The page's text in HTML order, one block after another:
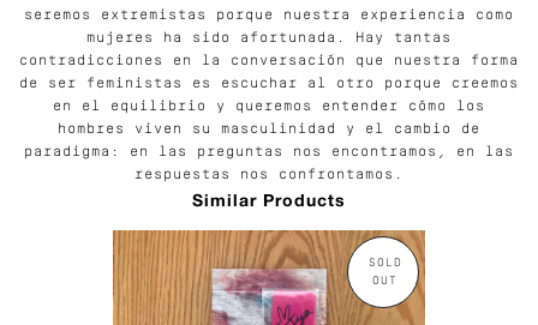
seremos extremistas porque nuestra experiencia como
mujeres ha sido afortunada. Hay tantas
contradicciones en la conversación que nuestra forma
de ser feministas es escuchar al otro porque creemos
en el equilibrio y queremos entender cómo los
hombres viven su masculinidad y el cambio de
paradigma: en las preguntas nos encontramos, en las
respuestas nos confrontamos.
Similar Products
SOLD
OUT